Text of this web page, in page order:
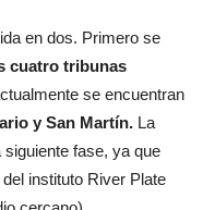
en dos. Primero se
cuatro tribunas
se encuentran
y San Martín. La
fase, ya que
instituto River Plate